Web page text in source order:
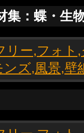
集：蝶・生